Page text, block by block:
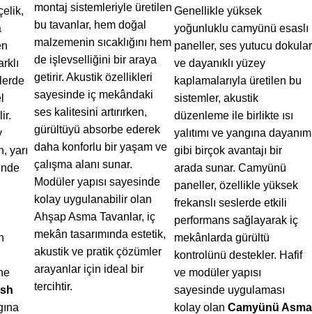
yarı
montaj sistemleriyle üretilen
bu tavanlar, hem doğal
malzemenin sıcaklığını hem
de işlevselliğini bir araya
getirir. Akustik özellikleri
sayesinde iç mekândaki
ses kalitesini artırırken,
gürültüyü absorbe ederek
daha konforlu bir yaşam ve
çalışma alanı sunar.
Modüler yapısı sayesinde
kolay uygulanabilir olan
Ahşap Asma Tavanlar, iç
mekân tasarımında estetik,
akustik ve pratik çözümler
arayanlar için ideal bir
tercihtir.
Genellikle yüksek
yoğunluklu camyünü esaslı
paneller, ses yutucu dokular
ve dayanıklı yüzey
kaplamalarıyla üretilen bu
sistemler, akustik
düzenleme ile birlikte ısı
yalıtımı ve yangına dayanım
gibi birçok avantajı bir
arada sunar. Camyünü
paneller, özellikle yüksek
frekanslı seslerde etkili
performans sağlayarak iç
mekânlarda gürültü
kontrolünü destekler. Hafif
ve modüler yapısı
sayesinde uygulaması
kolay olan Camyünü Asma